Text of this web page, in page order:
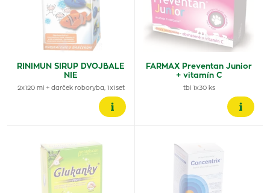
RINIMUN SIRUP DVOJBALE
NIE
2x120 ml + darček roboryba, 1x1set
FARMAX Preventan Junior
+ vitamín C
tbl 1x30 ks